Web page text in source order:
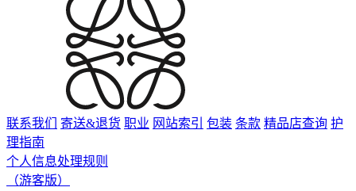
联系我们 寄送&退货 职业 网站索引 包装 条款 精品店查询 护
理指南
个人信息处理规则
（游客版）